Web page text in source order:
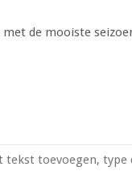
de mooiste